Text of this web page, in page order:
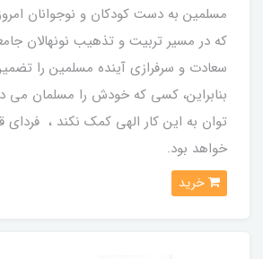
مسلمین به دست کودکان و نوجوانان
که در مسیر تربیت و تذهیب نونهالان
سعادت و سرفرازی آینده مسلمین را
بنابراین، کسی که خودش را مسلمان می
توان به این کار الهی کمک نکند ،
خواهد بود.